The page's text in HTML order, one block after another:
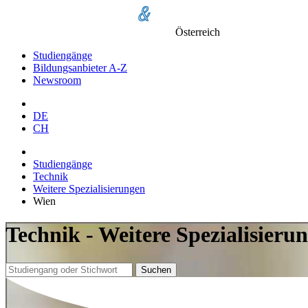
Österreich
Studiengänge
Bildungsanbieter A-Z
Newsroom
DE
CH
Studiengänge
Technik
Weitere Spezialisierungen
Wien
Technik - Weitere
Suchen